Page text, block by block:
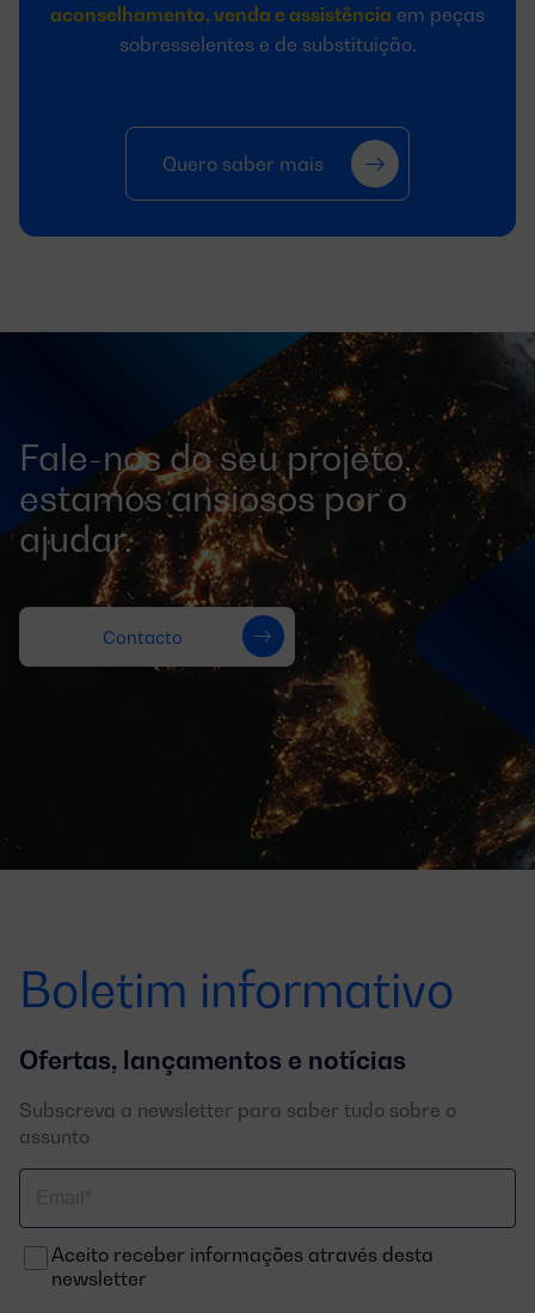
aconselhamento, venda e assistência em peças
sobresselentes e de substituição.
Quero saber mais
Fale-nos do seu projeto,
estamos ansiosos por o
ajudar.
Contacto
Boletim informativo
Ofertas, lançamentos e notícias
Subscreva a newsletter para saber tudo sobre o
assunto
electrónico
Aceito receber informações através desta
newsletter